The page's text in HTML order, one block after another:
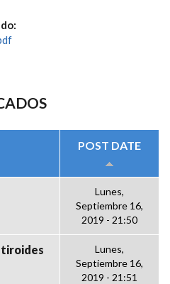
POST DATE
Lunes,
Septiembre 16,
2019 - 21:50
tiroides
Lunes,
Septiembre 16,
2019 - 21:51